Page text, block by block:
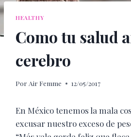
HEALTHY
Como tu salud
cerebro
Por Air Femme 12/05/2017
En México tenemos la mala
excusar nuestro exceso de